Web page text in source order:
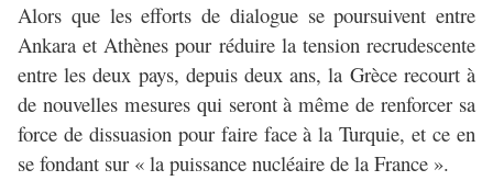
Alors que les efforts de dialogue se poursuivent entre
Ankara et Athènes pour réduire la tension recrudescente
entre les deux pays, depuis deux ans, la Grèce recourt à
de nouvelles mesures qui seront à même de renforcer sa
force de dissuasion pour faire face à la Turquie, et ce en
se fondant sur « la puissance nucléaire de la France ».